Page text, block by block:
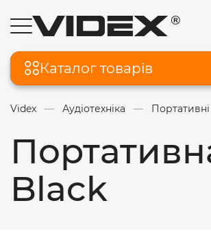
Каталог товарів
Videx Аудіотехніка
Black